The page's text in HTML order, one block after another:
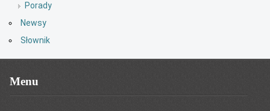
Porady
Newsy
Słownik
Menu